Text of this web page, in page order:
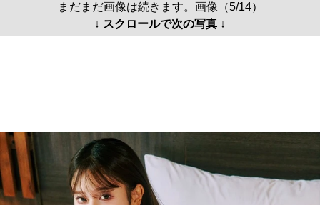
まだまだ画像は続きます。画像（5/14）
↓ スクロールで次の写真 ↓